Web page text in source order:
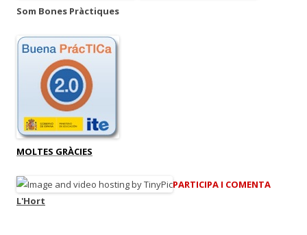
Som Bones Pràctiques
MOLTES GRÀCIES
PARTICIPA I COMENTA
L'Hort